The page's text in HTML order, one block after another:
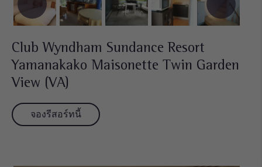
Club Wyndham Sundance Resort
Yamanakako Maisonette Twin Garden
View (VA)
จองรีสอร์ทนี้